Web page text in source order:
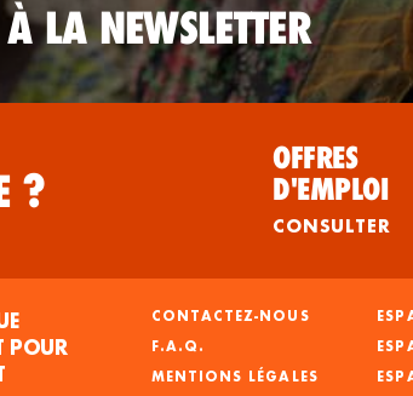
LA NEWSLETTER
?
OFFRES
D'EMPLOI
CONSULTER
POUR
CONTACTEZ-NOUS
F.A.Q.
MENTIONS LÉGALES